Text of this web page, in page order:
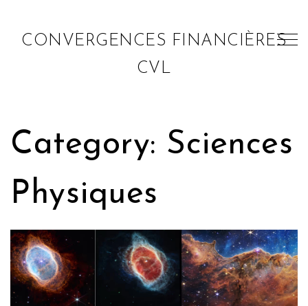
CONVERGENCES FINANCIÈRES
CVL
Category: Sciences
Physiques